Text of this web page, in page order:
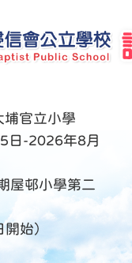
埔官立小學
日-2026年8月
屋邨小學第二
始）